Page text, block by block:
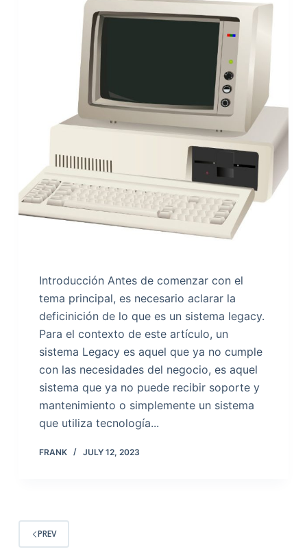
Introducción Antes de comenzar con el
tema principal, es necesario aclarar la
deficinición de lo que es un sistema legacy.
Para el contexto de este artículo, un
sistema Legacy es aquel que ya no cumple
con las necesidades del negocio, es aquel
sistema que ya no puede recibir soporte y
mantenimiento o simplemente un sistema
que utiliza tecnología...
FRANK JULY 12, 2023
PREV